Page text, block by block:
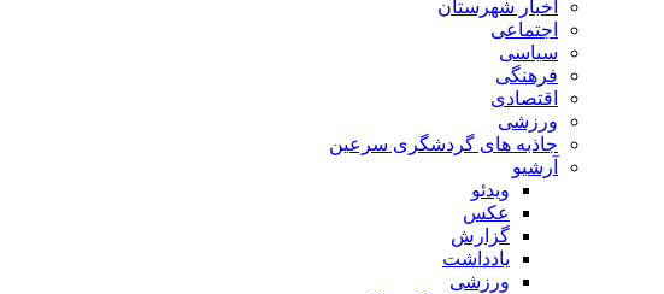
اخبار شهرستان
اجتماعی
سیاسی
فرهنگی
اقتصادی
ورزشی
جاذبه های گردشگری سرعین
آرشیو
ویدئو
عکس
گزارش
یادداشت
ورزشی